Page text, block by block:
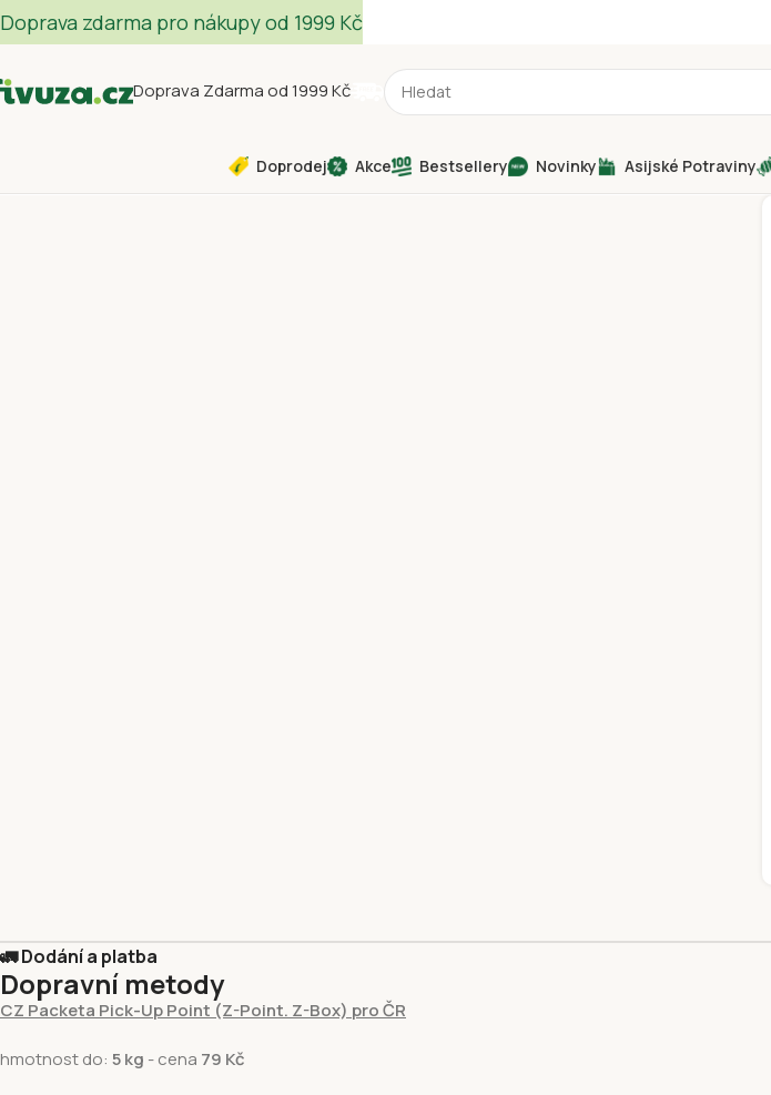
Doprava Zdarma od 1999 Kč
Doprodej Akce Bestsellery Novinky Asijské Potraviny
🚛 Dodání a platba
Dopravní metody
CZ Packeta Pick-Up Point (Z-Point. Z-Box) pro ČR
hmotnost do: 5 kg - cena 79 Kč
Doprava zdarma pro nákupy od 1999 Kč